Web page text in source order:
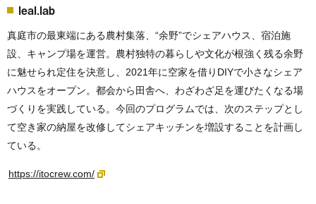
leal.lab
真庭市の最東端にある農村集落、“余野”でシェアハウス、宿泊施
設、キャンプ場を運営。農村独特の暮らしや文化が根強く残る余野
に魅せられ定住を決意し、2021年に空家を借りDIYで小さなシェア
ハウスをオープン。都会から田舎へ、わざわざ足を運びたくなる場
づくりを実践している。今回のプログラムでは、次のステップとし
て空き家の納屋を改修してシェアキッチンを増設することを計画し
ている。
https://itocrew.com/